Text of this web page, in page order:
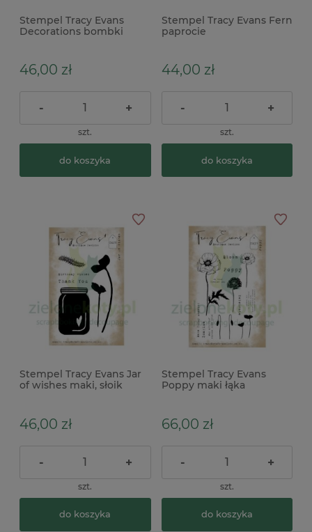
Stempel Tracy Evans
Decorations bombki
46,00 zł
- +
szt.
do koszyka
Stempel Tracy Evans Fern
paprocie
44,00 zł
- +
szt.
do koszyka
Stempel Tracy Evans Jar
of wishes maki, słoik
46,00 zł
- +
szt.
do koszyka
Stempel Tracy Evans
Poppy maki łąka
66,00 zł
- +
szt.
do koszyka